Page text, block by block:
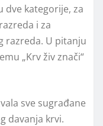
dve kategorije, za
i za
razreda. U pitanju
„Krv živ znači“
sve sugrađane
davanja krvi.